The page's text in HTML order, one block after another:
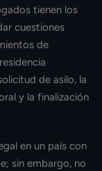
tienen los
cuestiones
de
de asilo, la
y la finalización
en un país con
sin embargo, no